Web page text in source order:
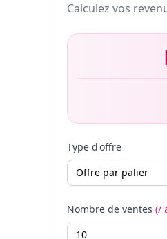
Calculez vos
Type d'offre
Nombre de ventes (/